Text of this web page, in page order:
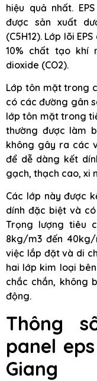
hiệu quả nhất.
được sản xuất
(C5H12). Lớp lõi
10% chất tạo khí
dioxide (CO2).
Lớp tôn mặt trong
có các đường gân
lớp tôn mặt trong
thường được làm
không gây ra các
để dễ dàng kết
gạch, thạch cao, xi
Các lớp này được
dính đặc biệt và
Trọng lượng tiêu
8kg/m3 đến
việc lắp đặt và di
hai lớp kim loại
chắc chắn, không
động.
Thông
panel
Giang